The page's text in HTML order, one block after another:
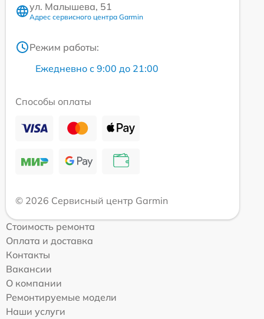
ул. Малышева, 51
Адрес сервисного центра Garmin
Режим работы:
Ежедневно с 9:00 до 21:00
Способы оплаты
© 2026 Сервисный центр Garmin
Стоимость ремонта
Оплата и доставка
Контакты
Вакансии
О компании
Ремонтируемые модели
Наши услуги